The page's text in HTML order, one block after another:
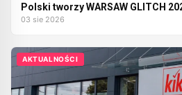
Polski tworzy WARSAW GLITCH
03 sie 2026
AKTUALNOŚCI